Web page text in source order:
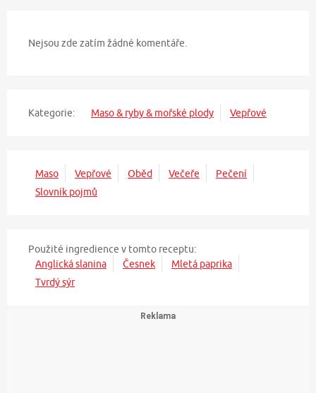
Nejsou zde zatím žádné komentáře.
Kategorie: Maso & ryby & mořské plody Vepřové
Maso Vepřové Oběd Večeře
Pečení
Slovník pojmů
Použité ingredience v tomto receptu:
Anglická slanina
Česnek
Mletá paprika
Tvrdý sýr